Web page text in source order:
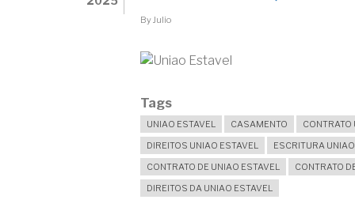
By Julio
Tags
UNIAO ESTAVEL CASAMENTO
CONTRATO
DIREITOS UNIAO ESTAVEL
ESCRITURA
CONTRATO DE UNIAO ESTAVEL
CONTRATO
DIREITOS DA UNIAO ESTAVEL